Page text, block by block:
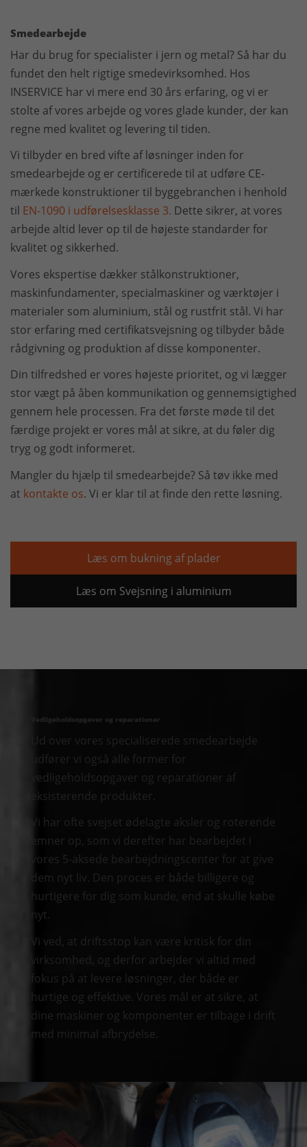
Smedearbejde
Har du brug for specialister i jern og metal? Så har du
fundet den helt rigtige smedevirksomhed. Hos
INSERVICE har vi mere end 30 års erfaring, og vi er
stolte af vores arbejde og vores glade kunder, der kan
regne med kvalitet og levering til tiden.
Vi tilbyder en bred vifte af løsninger inden for
smedearbejde og er certificerede til at udføre CE-
mærkede konstruktioner til byggebranchen i henhold
til EN-1090 i udførelsesklasse 3. Dette sikrer, at vores
arbejde altid lever op til de højeste standarder for
kvalitet og sikkerhed.
Vores ekspertise dækker stålkonstruktioner,
maskinfundamenter, specialmaskiner og værktøjer i
materialer som aluminium, stål og rustfrit stål. Vi har
stor erfaring med certifikatsvejsning og tilbyder både
rådgivning og produktion af disse komponenter.
Din tilfredshed er vores højeste prioritet, og vi lægger
stor vægt på åben kommunikation og gennemsigtighed
gennem hele processen. Fra det første møde til det
færdige projekt er vores mål at sikre, at du føler dig
tryg og godt informeret.
Mangler du hjælp til smedearbejde? Så tøv ikke med
at kontakte os. Vi er klar til at finde den rette løsning.
Læs om bukning af plader
Læs om Svejsning i aluminium
Vedligeholdsopgaver og reparationer
Ud over vores specialiserede smedearbejde
udfører vi også alle former for
vedligeholdsopgaver og reparationer af
eksisterende produkter.
Vi har ofte svejset ødelagte aksler og roterende
emner op, som vi derefter har bearbejdet i
vores 5-aksede bearbejdningscenter for at give
dem nyt liv. Den proces er både billigere og
hurtigere for dig som kunde, end at skulle købe
nyt.
Vi ved, at driftsstop kan være kritisk for din
virksomhed, og derfor arbejder vi altid med
fokus på at levere løsninger, der både er
hurtige og effektive. Vores mål er at sikre, at
dine maskiner og komponenter er tilbage i drift
med minimal afbrydelse.